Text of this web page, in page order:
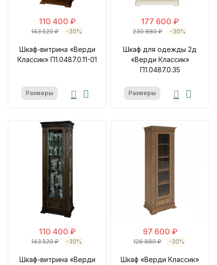
110 400 ₽
143 520 ₽ -30%
Шкаф-витрина «Верди
Классик» П1.0487.0.11-01
Размеры
177 600 ₽
230 880 ₽ -30%
Шкаф для одежды 2д
«Верди Классик»
П1.0487.0.35
Размеры
110 400 ₽
143 520 ₽ -30%
Шкаф-витрина «Верди
97 600 ₽
126 880 ₽ -30%
Шкаф «Верди Классик»